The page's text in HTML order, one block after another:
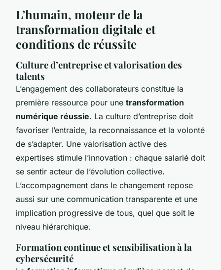
L’humain, moteur de la
transformation digitale et
conditions de réussite
Culture d’entreprise et valorisation des
talents
L’engagement des collaborateurs constitue la
première ressource pour une transformation
numérique réussie. La culture d’entreprise doit
favoriser l’entraide, la reconnaissance et la volonté
de s’adapter. Une valorisation active des
expertises stimule l’innovation : chaque salarié doit
se sentir acteur de l’évolution collective.
L’accompagnement dans le changement repose
aussi sur une communication transparente et une
implication progressive de tous, quel que soit le
niveau hiérarchique.
Formation continue et sensibilisation à la
cybersécurité